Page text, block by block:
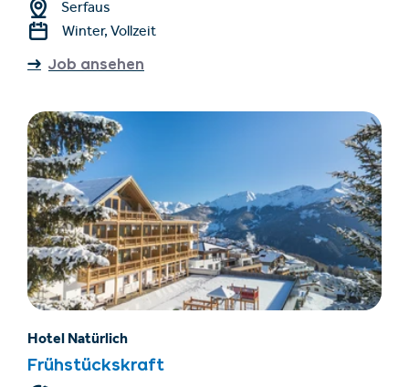
Serfaus
Winter, Vollzeit
Job ansehen
Hotel Natürlich
Frühstückskraft